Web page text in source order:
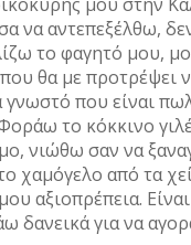
να αντεπεξέλθω,
το φαγητό μου,
θα με προτρέψει
γνωστό που είναι
το κόκκινο
νιώθω σαν να
χαμόγελο από τα
αξιοπρέπεια.
δανεικά για να